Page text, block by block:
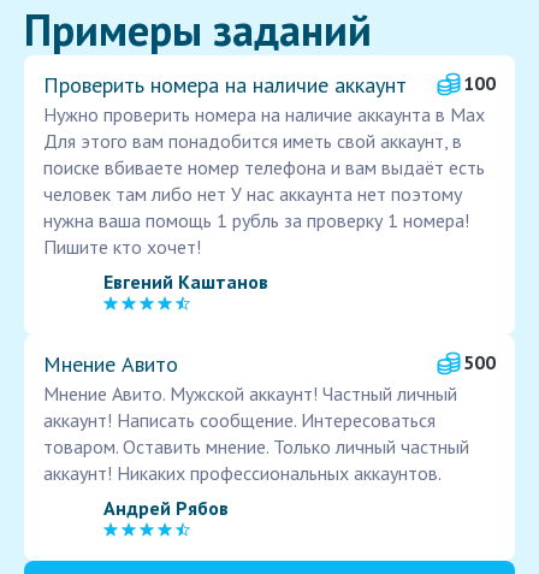
Примеры заданий
Проверить номера на наличие аккаунт
100
Нужно проверить номера на наличие аккаунта в Max
Для этого вам понадобится иметь свой аккаунт, в
поиске вбиваете номер телефона и вам выдаёт есть
человек там либо нет У нас аккаунта нет поэтому
нужна ваша помощь 1 рубль за проверку 1 номера!
Пишите кто хочет!
Евгений Каштанов
Мнение Авито
500
Мнение Авито. Мужской аккаунт! Частный личный
аккаунт! Написать сообщение. Интересоваться
товаром. Оставить мнение. Только личный частный
аккаунт! Никаких профессиональных аккаунтов.
Андрей Рябов